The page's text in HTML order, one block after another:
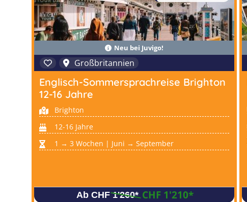
Neu bei Juvigo!
Großbritannien
Englisch-Sommersprachreise Brighton
12-16 Jahre
Brighton
12-16 Jahre
1 → 3 Wochen | Juni → September
Ab CHF 1'260* CHF 1'210*